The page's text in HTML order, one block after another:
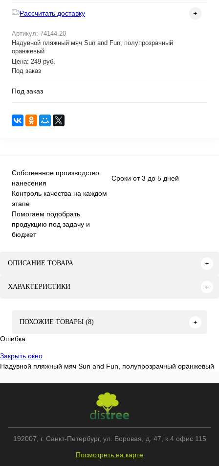
Рассчитать доставку
Артикул: 74144.20
Надувной пляжный мяч Sun and Fun, полупрозрачный
оранжевый
Цена: 249 руб.
Под заказ
Под заказ
Собственное производство
нанесения
Сроки от 3 до 5 дней
Контроль качества на каждом
этапе
Помогаем подобрать
продукцию под задачу и
бюджет
ОПИСАНИЕ ТОВАРА
ХАРАКТЕРИСТИКИ
ПОХОЖИЕ ТОВАРЫ (8)
Ошибка
Закрыть окно
Надувной пляжный мяч Sun and Fun, полупрозрачный оранжевый
192007 , г. Санкт-Петербург, ул. Боровая, д. 47, к.4 офис 115
Посмотреть на карте